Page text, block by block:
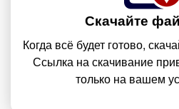
Скачайте
Когда всё будет готово,
Ссылка на скачивание
только на вашем